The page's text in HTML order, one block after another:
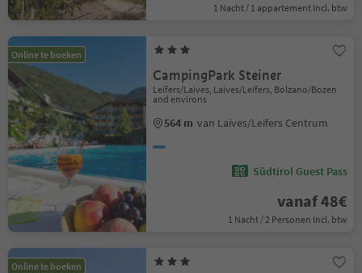
1 Nacht / 1 appartement Incl. btw
Online te boeken
CampingPark Steiner
Leifers/Laives, Laives/Leifers, Bolzano/Bozen
and environs
564 m van Laives/Leifers Centrum
Südtirol Guest Pass
vanaf 48€
1 Nacht / 2 Personen Incl. btw
Online te boeken